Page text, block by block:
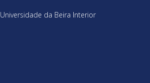
Universidade da Beira Interior